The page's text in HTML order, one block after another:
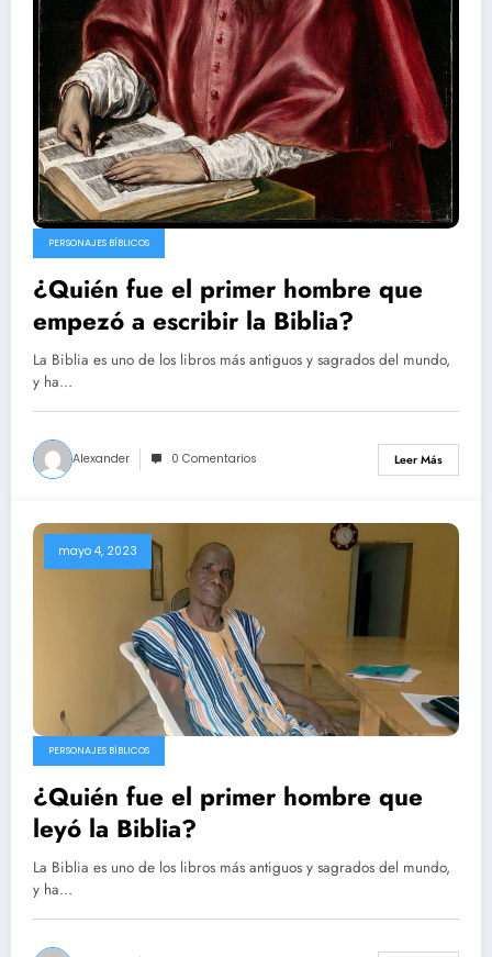
PERSONAJES BÍBLICOS
¿Quién fue el primer hombre que
empezó a escribir la Biblia?
La Biblia es uno de los libros más antiguos y sagrados del mundo,
y ha…
Alexander 0 Comentarios Leer Más
mayo 4, 2023
PERSONAJES BÍBLICOS
¿Quién fue el primer hombre que
leyó la Biblia?
La Biblia es uno de los libros más antiguos y sagrados del mundo,
y ha…